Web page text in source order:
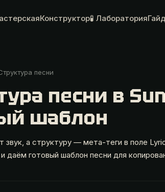
Конструктор🧪 ЛабораторияГайд
песни
песни в
шаблон
звук, а структуру — мета-теги в поле
даём готовый шаблон песни для